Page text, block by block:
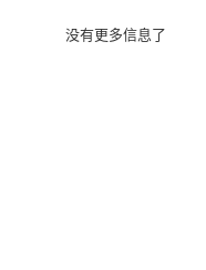
没有更多信息了